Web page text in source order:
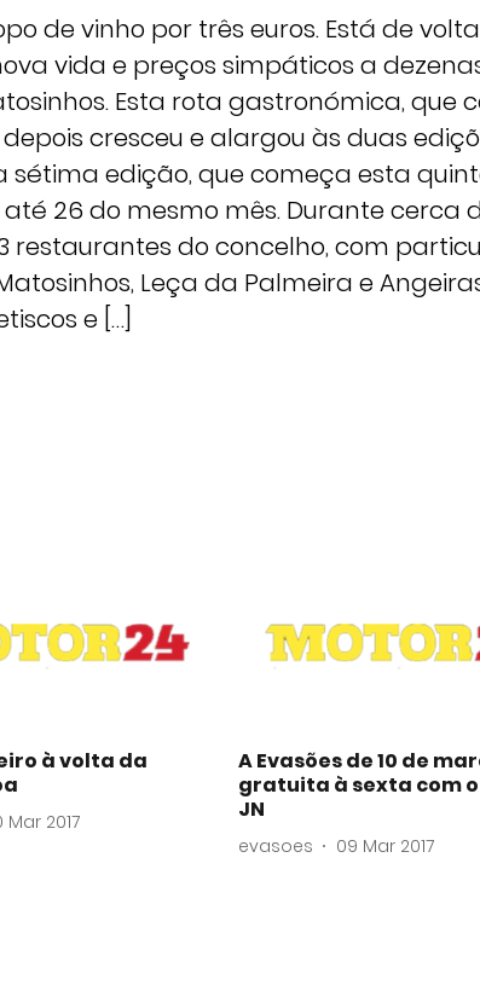
de vinho por três euros. Está de volta
vida e preços simpáticos a
Esta rota gastronómica, que
cresceu e alargou às duas
sétima edição, que começa esta
até 26 do mesmo mês. Durante cerca
restaurantes do concelho, com
Leça da Palmeira e
e […]
à volta da
Mar 2017
A Evasões de 10 de
gratuita à sexta com o
JN
evasoes 09 Mar 2017